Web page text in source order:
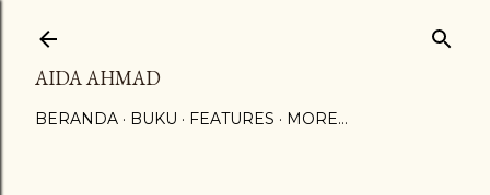
AIDA AHMAD
BERANDA BUKU FEATURES MORE…